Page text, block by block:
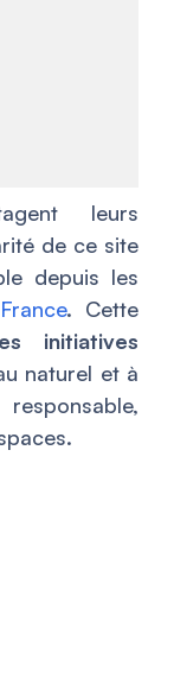
leurs
de ce site
depuis les
. Cette
initiatives
naturel et à